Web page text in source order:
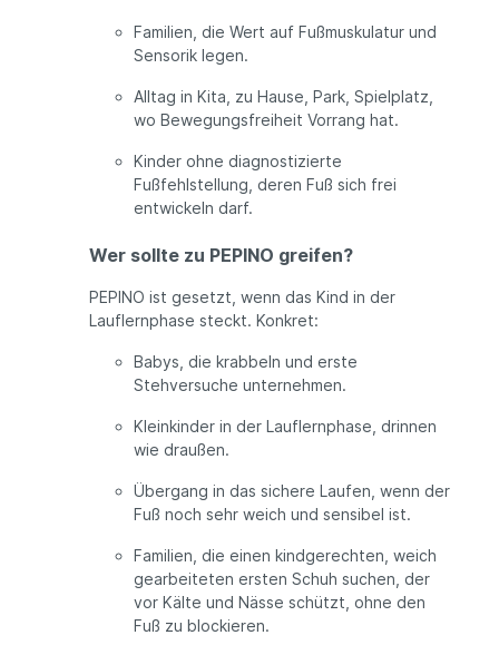
Familien, die Wert auf Fußmuskulatur und
Sensorik legen.
Alltag in Kita, zu Hause, Park, Spielplatz,
wo Bewegungsfreiheit Vorrang hat.
Kinder ohne diagnostizierte
Fußfehlstellung, deren Fuß sich frei
entwickeln darf.
Wer sollte zu PEPINO greifen?
PEPINO ist gesetzt, wenn das Kind in der
Lauflernphase steckt. Konkret:
Babys, die krabbeln und erste
Stehversuche unternehmen.
Kleinkinder in der Lauflernphase, drinnen
wie draußen.
Übergang in das sichere Laufen, wenn der
Fuß noch sehr weich und sensibel ist.
Familien, die einen kindgerechten, weich
gearbeiteten ersten Schuh suchen, der
vor Kälte und Nässe schützt, ohne den
Fuß zu blockieren.